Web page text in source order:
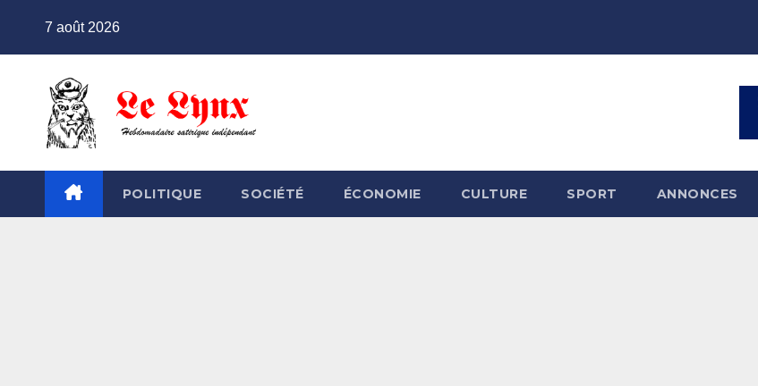
7 août 2026
POLITIQUE SOCIÉTÉ ÉCONOMIE CULTURE SPORT ANNONCES